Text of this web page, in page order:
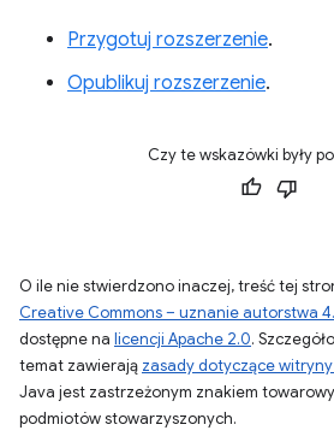
Przygotuj rozszerzenie.
Opublikuj rozszerzenie.
Czy te wskazówki były
O ile nie stwierdzono inaczej, treść tej
Creative Commons – uznanie autorstwa
dostępne na licencji Apache 2.0.
temat zawierają zasady dotyczące
Java jest zastrzeżonym znakiem
podmiotów stowarzyszonych.